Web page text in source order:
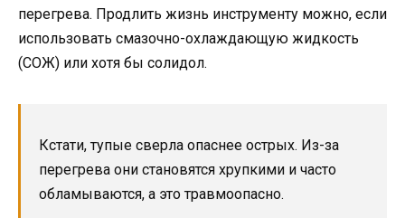
перегрева. Продлить жизнь инструменту можно, если
использовать смазочно-охлаждающую жидкость
(СОЖ) или хотя бы солидол.
Кстати, тупые сверла опаснее острых. Из-за
перегрева они становятся хрупкими и часто
обламываются, а это травмоопасно.